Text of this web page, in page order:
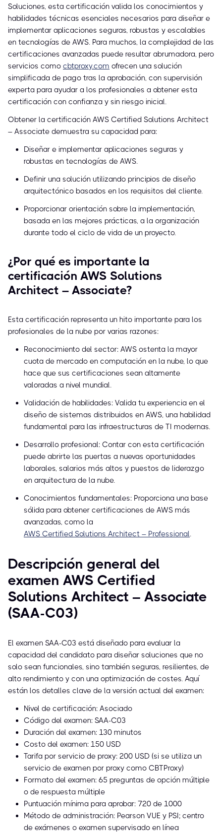
Soluciones, esta certificación valida los conocimientos y
habilidades técnicas esenciales necesarios para diseñar e
implementar aplicaciones seguras, robustas y escalables
en tecnologías de AWS. Para muchos, la complejidad de las
certificaciones avanzadas puede resultar abrumadora, pero
servicios como cbtproxy.com ofrecen una solución
simplificada de pago tras la aprobación, con supervisión
experta para ayudar a los profesionales a obtener esta
certificación con confianza y sin riesgo inicial.
Obtener la certificación AWS Certified Solutions Architect
– Associate demuestra su capacidad para:
Diseñar e implementar aplicaciones seguras y
robustas en tecnologías de AWS.
Definir una solución utilizando principios de diseño
arquitectónico basados en los requisitos del cliente.
Proporcionar orientación sobre la implementación,
basada en las mejores prácticas, a la organización
durante todo el ciclo de vida de un proyecto.
¿Por qué es importante la
certificación AWS Solutions
Architect – Associate?
Esta certificación representa un hito importante para los
profesionales de la nube por varias razones:
Reconocimiento del sector: AWS ostenta la mayor
cuota de mercado en computación en la nube, lo que
hace que sus certificaciones sean altamente
valoradas a nivel mundial.
Validación de habilidades: Valida tu experiencia en el
diseño de sistemas distribuidos en AWS, una habilidad
fundamental para las infraestructuras de TI modernas.
Desarrollo profesional: Contar con esta certificación
puede abrirte las puertas a nuevas oportunidades
laborales, salarios más altos y puestos de liderazgo
en arquitectura de la nube.
Conocimientos fundamentales: Proporciona una base
sólida para obtener certificaciones de AWS más
avanzadas, como la
AWS Certified Solutions Architect – Professional.
Descripción general del
examen AWS Certified
Solutions Architect – Associate
(SAA-C03)
El examen SAA-C03 está diseñado para evaluar la
capacidad del candidato para diseñar soluciones que no
solo sean funcionales, sino también seguras, resilientes, de
alto rendimiento y con una optimización de costes. Aquí
están los detalles clave de la versión actual del examen:
Nivel de certificación: Asociado
Código del examen: SAA-C03
Duración del examen: 130 minutos
Costo del examen: 150 USD
Tarifa por servicio de proxy: 200 USD (si se utiliza un
servicio de examen por proxy como CBTProxy)
Formato del examen: 65 preguntas de opción múltiple
o de respuesta múltiple
Puntuación mínima para aprobar: 720 de 1000
Método de administración: Pearson VUE y PSI; centro
de exámenes o examen supervisado en línea